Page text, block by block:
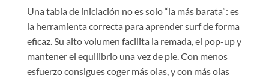
Una tabla de iniciación no es solo “la más barata”: es
la herramienta correcta para aprender surf de forma
eficaz. Su alto volumen facilita la remada, el pop-up y
mantener el equilibrio una vez de pie. Con menos
esfuerzo consigues coger más olas, y con más olas